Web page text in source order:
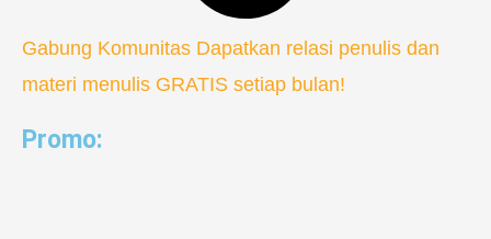
Gabung Komunitas Dapatkan relasi penulis dan
materi menulis GRATIS setiap bulan!
Promo: